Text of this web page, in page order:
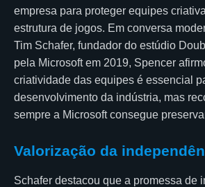
empresa para proteger equipes
estrutura de jogos. Em conversa
Tim Schafer, fundador do estúdio
pela Microsoft em 2019, Spencer
criatividade das equipes é essencial
desenvolvimento da indústria, mas
sempre a Microsoft consegue
Valorização da
Schafer destacou que a promessa de